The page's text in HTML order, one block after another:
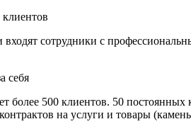
сотрудники с
себя
более 500 клиентов. 50
на услуги и товары